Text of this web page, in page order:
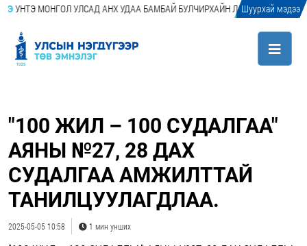
МОНГОЛ УЛСАД АНХ УДАА БАМБАЙ БУЛЧИРХАЙН ЛАЗЕР АБЛАЦИ (LASER
Шуурхай мэдээ
"100 ЖИЛ – 100 СУДАЛГАА"
АЯНЫ №27, 28 ДАХ
СУДАЛГАА АМЖИЛТТАЙ
ТАНИЛЦУУЛАГДЛАА.
2025-05-05 10:58 1 мин унших